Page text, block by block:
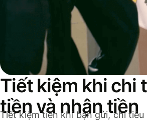
Tiết kiệm khi chi
tiền và nhận tiền
Tiết kiệm tiền khi bạn gửi, chi